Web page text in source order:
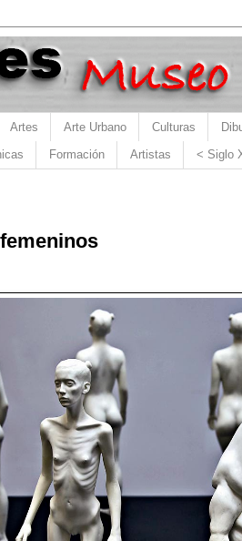
Artes Arte Urbano Culturas
Formación Artistas < Siglo